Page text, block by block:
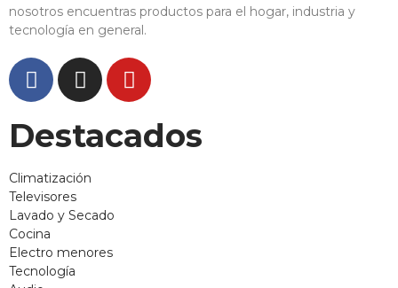
nosotros encuentras productos para el hogar, industria y
tecnología en general.
Destacados
Climatización
Televisores
Lavado y Secado
Cocina
Electro menores
Tecnología